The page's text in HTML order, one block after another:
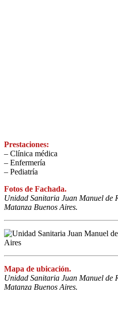
Prestaciones:
– Clínica médica
– Enfermería
– Pediatría
Fotos de Fachada.
Unidad Sanitaria Juan Manuel de
Matanza Buenos Aires.
Mapa de ubicación.
Unidad Sanitaria Juan Manuel de
Matanza Buenos Aires.